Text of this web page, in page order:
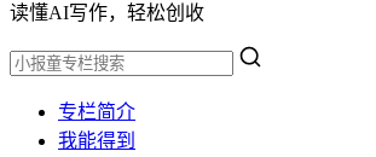
读懂AI写作，轻松创收
专栏简介
我能得到